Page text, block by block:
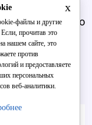
23-летнего
домов
области
x
файлы и другие
прочитав это
нашем сайте, это
против
и предоставляете
персональных
веб-аналитики.